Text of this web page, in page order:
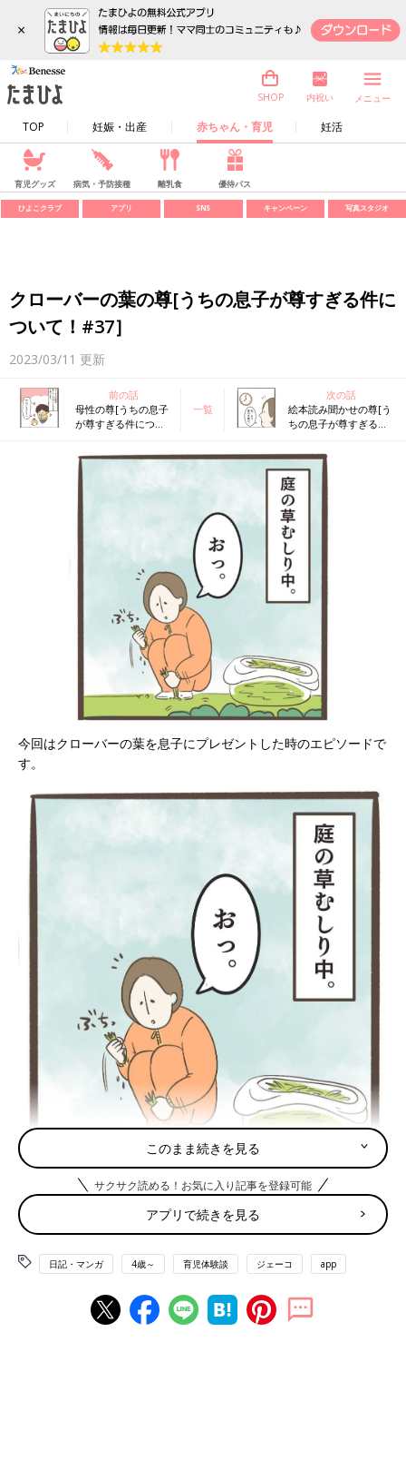
×
TOP 妊娠・出産 赤ちゃん・育児 妊活
SHOP 内祝い メニュー
育児グッズ 病気・予防接種 離乳食 優待パス
ひよこクラブ アプリ SNS キャンペーン 写真スタジオ
クローバーの葉の尊[うちの息子が尊すぎる件に
ついて！#37］
2023/03/11 更新
前の話
母性の尊[うちの息子
が尊すぎる件につい
一覧
次の話
絵本読み聞かせの尊[う
ちの息子が尊すぎる件
今回はクローバーの葉を息子にプレゼントした時のエピソードで
す。
このまま続きを見る
サクサク読める！お気に入り記事を登録可能
アプリで続きを見る
日記・マンガ 4歳～ 育児体験談 ジェーコ app